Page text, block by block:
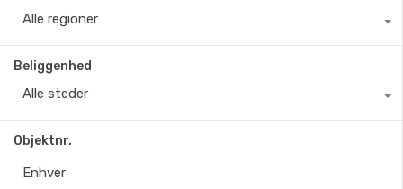
Alle regioner
Beliggenhed
Alle steder
Objektnr.